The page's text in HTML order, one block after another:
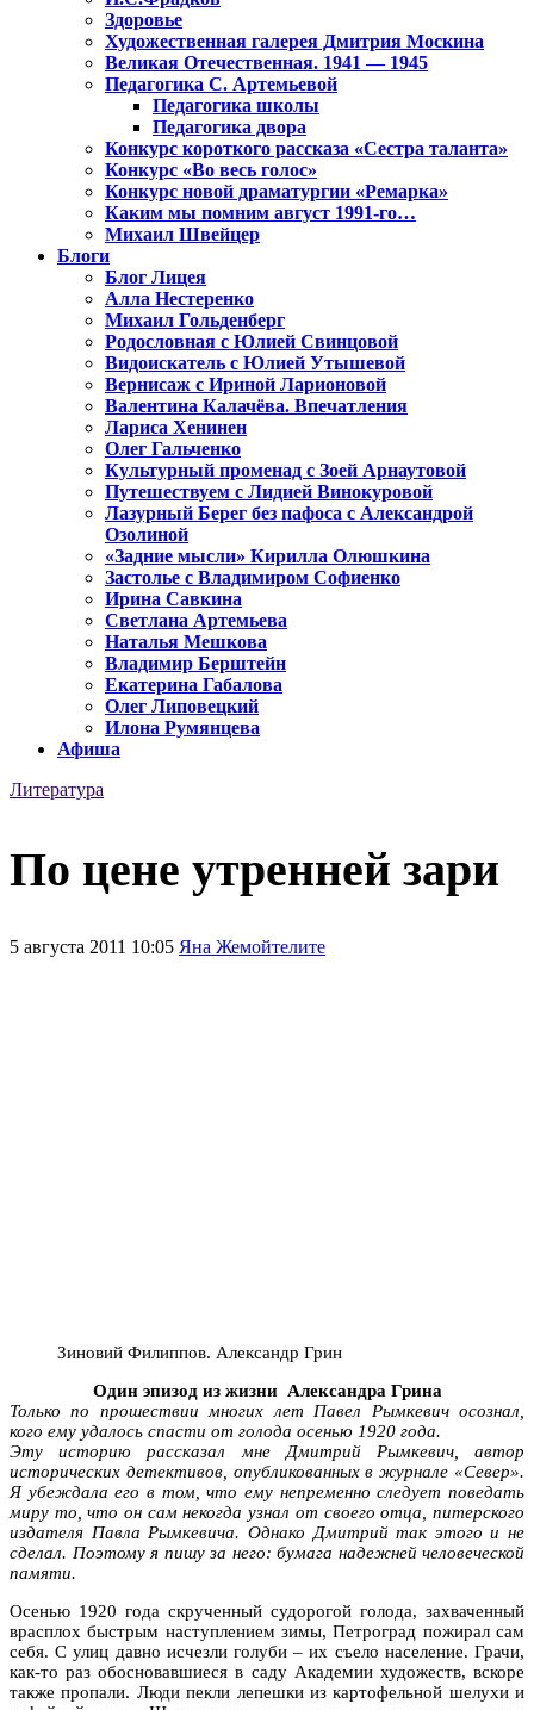
Здоровье
Художественная галерея Дмитрия Москина
Великая Отечественная. 1941 — 1945
Педагогика С. Артемьевой
Педагогика школы
Педагогика двора
Конкурс короткого рассказа «Сестра таланта»
Конкурс «Во весь голос»
Конкурс новой драматургии «Ремарка»
Каким мы помним август 1991-го…
Михаил Швейцер
Блоги
Блог Лицея
Алла Нестеренко
Михаил Гольденберг
Родословная с Юлией Свинцовой
Видоискатель с Юлией Утышевой
Вернисаж с Ириной Ларионовой
Валентина Калачёва. Впечатления
Лариса Хенинен
Олег Гальченко
Культурный променад с Зоей Арнаутовой
Путешествуем с Лидией Винокуровой
Лазурный Берег без пафоса с Александрой
Озолиной
«Задние мысли» Кирилла Олюшкина
Застолье с Владимиром Софиенко
Ирина Савкина
Светлана Артемьева
Наталья Мешкова
Владимир Берштейн
Екатерина Габалова
Олег Липовецкий
Илона Румянцева
Афиша
Литература
По цене утренней зари
5 августа 2011 10:05 Яна Жемойтелите
Зиновий Филиппов. Александр Грин
Один эпизод из жизни Александра Грина
Только по прошествии многих лет Павел Рымкевич осознал,
кого ему удалось спасти от голода осенью 1920 года.
Эту историю рассказал мне Дмитрий Рымкевич, автор
исторических детективов, опубликованных в журнале «Север».
Я убеждала его в том, что ему непременно следует поведать
миру то, что он сам некогда узнал от своего отца, питерского
издателя Павла Рымкевича. Однако Дмитрий так этого и не
сделал. Поэтому я пишу за него: бумага надежней человеческой
памяти.
Осенью 1920 года скрученный судорогой голода, захваченный
врасплох быстрым наступлением зимы, Петроград пожирал сам
себя. С улиц давно исчезли голуби – их съело население. Грачи,
как-то раз обосновавшиеся в саду Академии художеств, вскоре
также пропали. Люди пекли лепешки из картофельной шелухи и